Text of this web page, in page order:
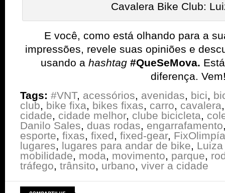
Cavalera Bike Club:
E você, como está olhando para a
impressões, revele suas opiniões e
usando a hashtag #QueSeMova.
diferença.
Tags: #VNT, acessórios, avenidas, bici,
club, bike fixa, bikes fixas, carro, cavalera
cidade, cidade melhor, clube bicicleta,
Danilo Sales, duas rodas, engarrafamento
esporte, fixas, fixed, fixed-gear,
lugares, lugares para andar de bike,
mobilidade, moda, movimento, parque,
tráfego, trânsito, urbano, viver a cidade